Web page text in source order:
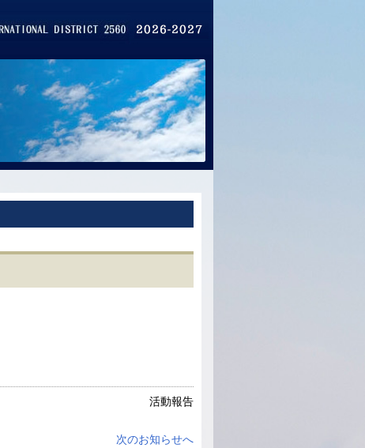
活動報告
次のお知らせへ